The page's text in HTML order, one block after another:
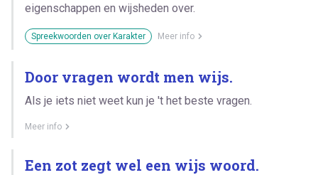
eigenschappen en wijsheden over.
Spreekwoorden over Karakter Meer info
Door vragen wordt men wijs.
Als je iets niet weet kun je 't het beste vragen.
Meer info
Een zot zegt wel een wijs woord.